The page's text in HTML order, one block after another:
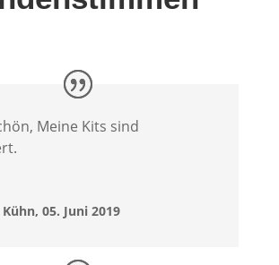
Meine Kits sind
05. Juni 2019